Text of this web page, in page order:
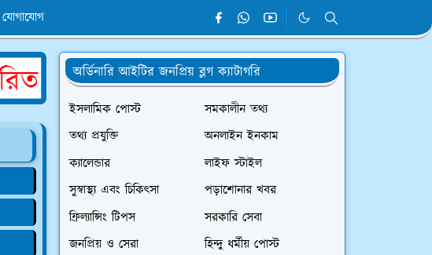
যোগাযোগ
অর্ডিনারি আইটির জনপ্রিয় ব্লগ ক্যাটাগরি
ইসলামিক পোস্ট
সমকালীন তথ্য
তথ্য প্রযুক্তি
অনলাইন ইনকাম
ক্যালেন্ডার
লাইফ স্টাইল
সুস্বাস্থ্য এবং চিকিৎসা
পড়াশোনার খবর
ফ্রিল্যান্সিং টিপস
সরকারি সেবা
জনপ্রিয় ও সেরা
হিন্দু ধর্মীয় পোস্ট